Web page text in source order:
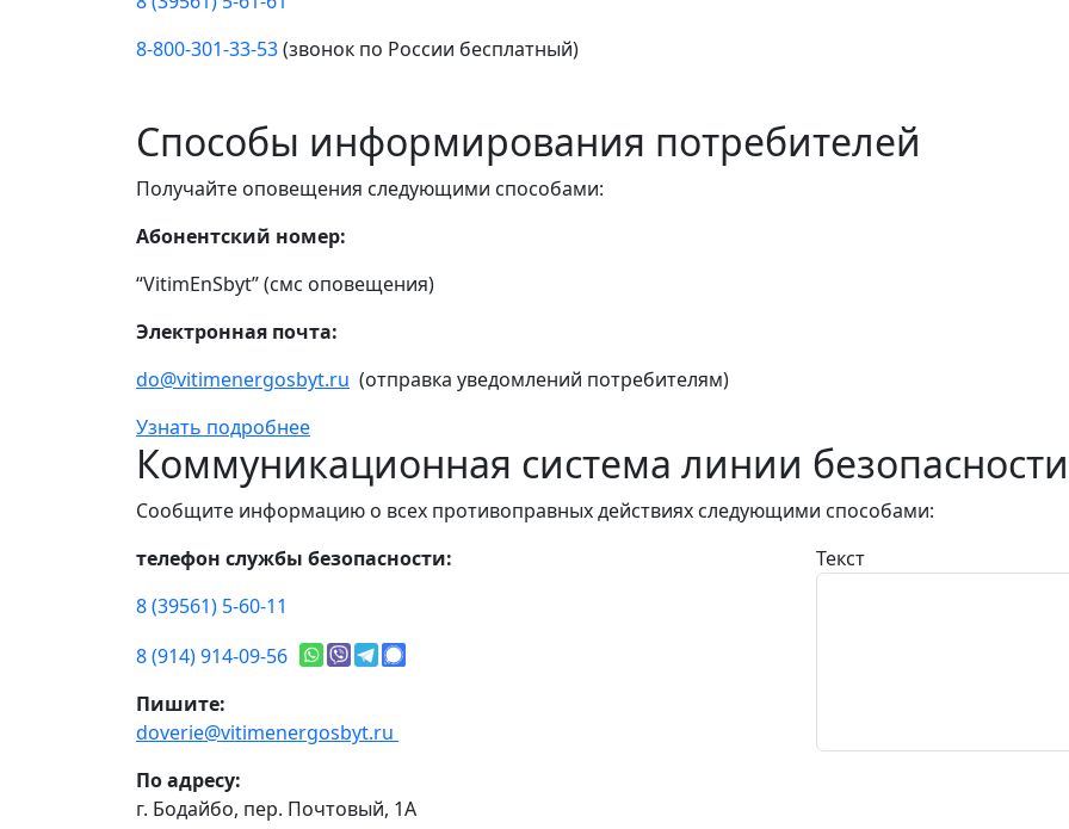
8-800-301-33-53(звонок по России бесплатный)
Способы информирования потребителей
Получайте оповещения следующими способами:
Абонентский номер:
“VitimEnSbyt” (смс оповещения)
Электронная почта:
do@vitimenergosbyt.ru (отправка уведомлений потребителям)
Узнать подробнее
Коммуникационная система линии безопасности
Сообщите информацию о всех противоправных действиях следующими способами:
телефон службы безопасности:
8 (39561) 5-60-11
8 (914) 914-09-56
Пишите:
doverie@vitimenergosbyt.ru
По адресу:
г. Бодайбо, пер. Почтовый, 1А
Текст